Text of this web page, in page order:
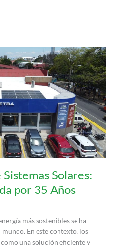
Solares:
por 35 Años
más sostenibles se ha
En este contexto, los
una solución eficiente y